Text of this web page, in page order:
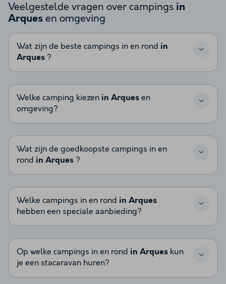
Veelgestelde vragen over campings in
Arques en omgeving
Wat zijn de beste campings in en rond in
Arques ?
Welke camping kiezen in Arques en
omgeving?
Wat zijn de goedkoopste campings in en
rond in Arques ?
Welke campings in en rond in Arques
hebben een speciale aanbieding?
Op welke campings in en rond in Arques kun
je een stacaravan huren?